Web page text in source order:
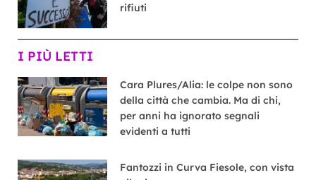
rifiuti
I PIÙ LETTI
Cara Plures/Alia: le colpe non sono
della città che cambia. Ma di chi,
per anni ha ignorato segnali
evidenti a tutti
Fantozzi in Curva Fiesole, con vista